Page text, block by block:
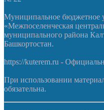
Муниципальное бюджетное
«Межпоселенческая
муниципального района
Башкортостан.
https://kuterem.ru -
При использовании
обязательна.